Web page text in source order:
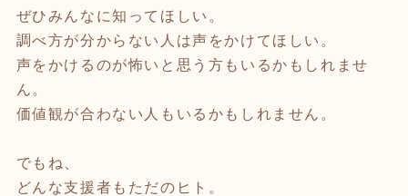
ぜひみんなに知ってほしい。
調べ方が分からない人は声をかけてほしい。
声をかけるのが怖いと思う方もいるかもしれませ
ん。
価値観が合わない人もいるかもしれません。
でもね、
どんな支援者もただのヒト。